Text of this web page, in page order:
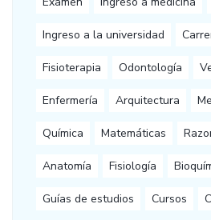
Ingreso a la universidad
Fisioterapia Odontología
Enfermería Arquitectura
Química Matemáticas
Anatomía Fisiología
Guías de estudios Cursos